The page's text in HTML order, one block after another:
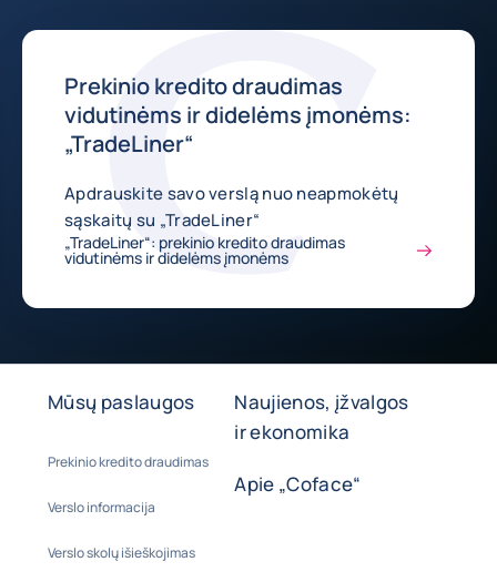
Prekinio kredito draudimas
vidutinėms ir didelėms įmonėms:
„TradeLiner“
Apdrauskite savo verslą nuo neapmokėtų
sąskaitų su „TradeLiner“
„TradeLiner“: prekinio kredito draudimas
vidutinėms ir didelėms įmonėms
Mūsų paslaugos
Prekinio kredito draudimas
Verslo informacija
Verslo skolų išieškojimas
Naujienos, įžvalgos
ir ekonomika
Apie „Coface“